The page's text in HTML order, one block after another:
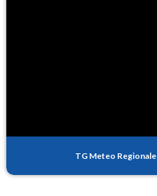
PM25
TG Meteo Regionale